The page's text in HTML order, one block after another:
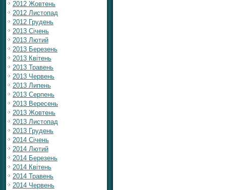
2012 Жовтень
2012 Листопад
2012 Грудень
2013 Січень
2013 Лютий
2013 Березень
2013 Квітень
2013 Травень
2013 Червень
2013 Липень
2013 Серпень
2013 Вересень
2013 Жовтень
2013 Листопад
2013 Грудень
2014 Січень
2014 Лютий
2014 Березень
2014 Квітень
2014 Травень
2014 Червень